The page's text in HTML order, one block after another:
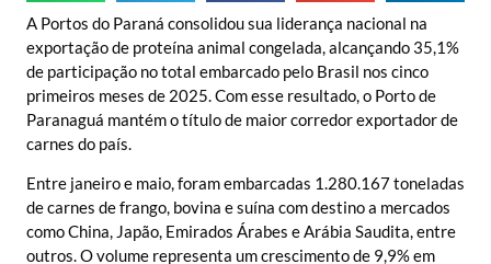
A Portos do Paraná consolidou sua liderança nacional na
exportação de proteína animal congelada, alcançando 35,1%
de participação no total embarcado pelo Brasil nos cinco
primeiros meses de 2025. Com esse resultado, o Porto de
Paranaguá mantém o título de maior corredor exportador de
carnes do país.
Entre janeiro e maio, foram embarcadas 1.280.167 toneladas
de carnes de frango, bovina e suína com destino a mercados
como China, Japão, Emirados Árabes e Arábia Saudita, entre
outros. O volume representa um crescimento de 9,9% em